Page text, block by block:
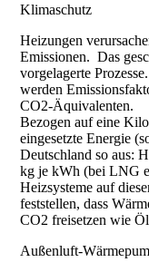
Klimaschutz
Heizungen
Emissionen. Das
vorgelagerte
werden
CO2-Äquivalenten.
Bezogen auf eine
eingesetzte Energie
Deutschland so aus:
kg je kWh (bei LNG
Heizsysteme auf
feststellen, dass
CO2 freisetzen wie
Außenluft-